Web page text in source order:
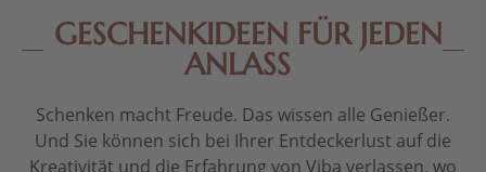
GESCHENKIDEEN FÜR JEDEN
ANLASS
Schenken macht Freude. Das wissen alle Genießer.
Und Sie können sich bei Ihrer Entdeckerlust auf die
Kreativität und die Erfahrung von Viba verlassen, wo